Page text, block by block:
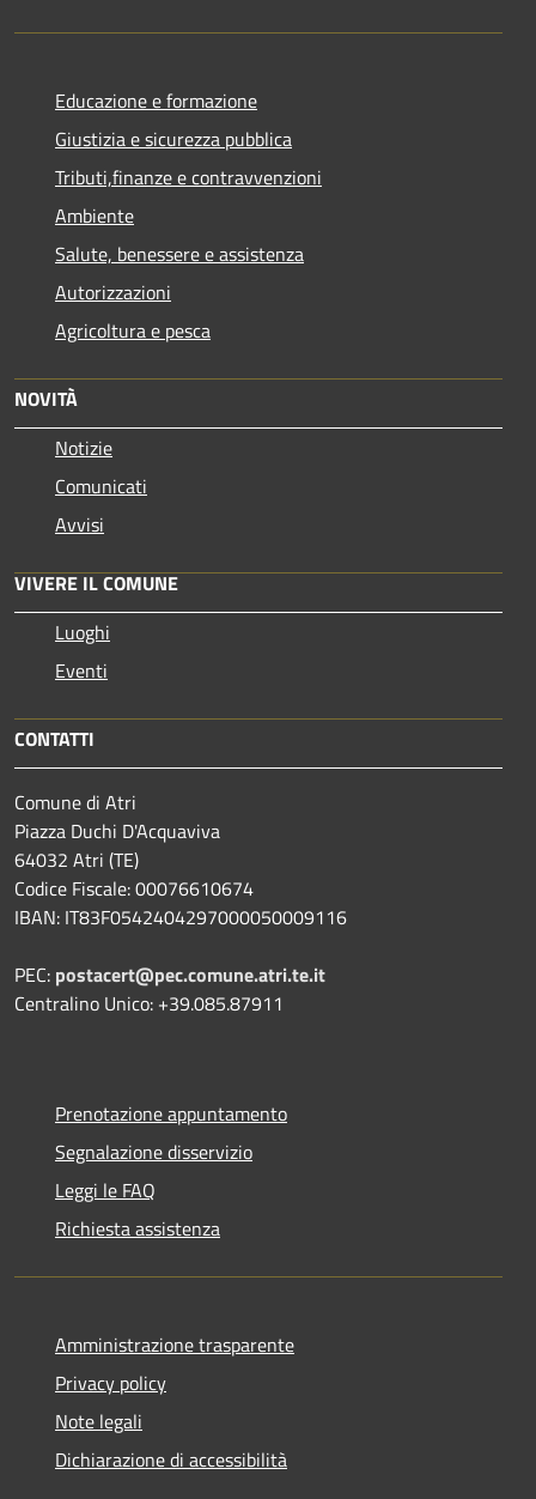
Educazione e formazione
Giustizia e sicurezza pubblica
Tributi,finanze e contravvenzioni
Ambiente
Salute, benessere e assistenza
Autorizzazioni
Agricoltura e pesca
NOVITÀ
Notizie
Comunicati
Avvisi
VIVERE IL COMUNE
Luoghi
Eventi
CONTATTI
Comune di Atri
Piazza Duchi D'Acquaviva
64032 Atri (TE)
Codice Fiscale: 00076610674
IBAN: IT83F0542404297000050009116
PEC: postacert@pec.comune.atri.te.it
Centralino Unico: +39.085.87911
Prenotazione appuntamento
Segnalazione disservizio
Leggi le FAQ
Richiesta assistenza
Amministrazione trasparente
Privacy policy
Note legali
Dichiarazione di accessibilità